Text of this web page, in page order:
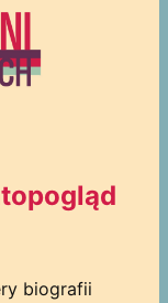
biografii